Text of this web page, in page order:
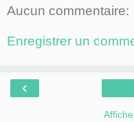
Aucun commentaire:
Enregistrer un
‹